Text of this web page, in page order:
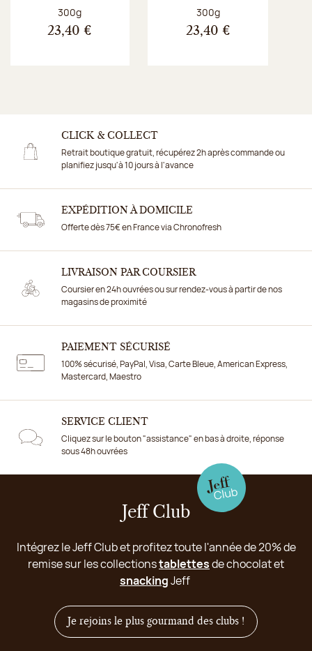
Poids net :
300g
23,40 €
Poids net :
300g
23,40 €
CLICK & COLLECT
Retrait boutique gratuit, récupérez 2h après commande ou
planifiez jusqu'à 10 jours à l'avance
EXPÉDITION À DOMICILE
Offerte dès 75€ en France via Chronofresh
LIVRAISON PAR COURSIER
Coursier en 24h ouvrées ou sur rendez-vous à partir de nos
magasins de proximité
PAIEMENT SÉCURISÉ
100% sécurisé, PayPal, Visa, Carte Bleue, American Express,
Mastercard, Maestro
SERVICE CLIENT
Cliquez sur le bouton "assistance" en bas à droite, réponse
sous 48h ouvrées
Jeff Club
Intégrez le Jeff Club et profitez toute l'année de 20% de
remise sur les collectionstablettesde chocolat et
snackingJeff
Je rejoins le plus gourmand des clubs !